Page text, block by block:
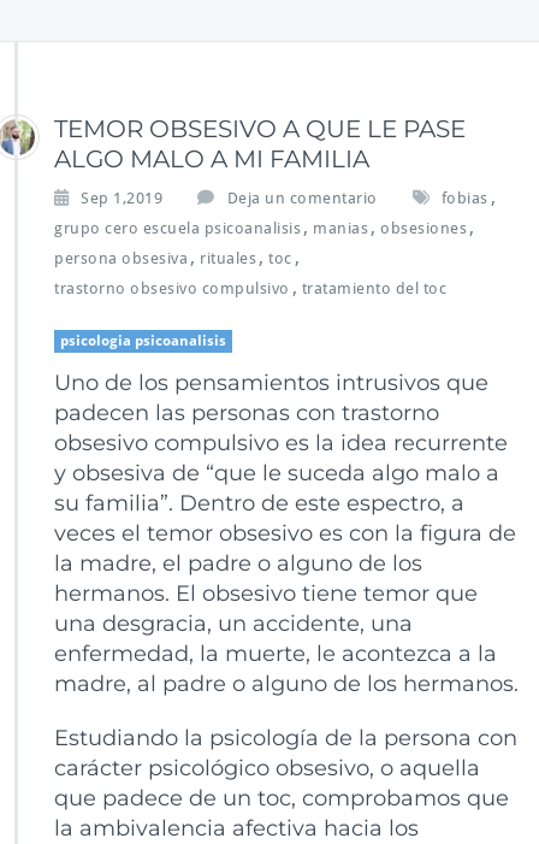
TEMOR OBSESIVO A QUE LE PASE
ALGO MALO A MI FAMILIA
Sep 1,2019 Deja un comentario fobias ,
grupo cero escuela psicoanalisis , manias , obsesiones ,
persona obsesiva , rituales , toc ,
trastorno obsesivo compulsivo , tratamiento del toc
psicologia psicoanalisis
Uno de los pensamientos intrusivos que
padecen las personas con trastorno
obsesivo compulsivo es la idea recurrente
y obsesiva de “que le suceda algo malo a
su familia”. Dentro de este espectro, a
veces el temor obsesivo es con la figura de
la madre, el padre o alguno de los
hermanos. El obsesivo tiene temor que
una desgracia, un accidente, una
enfermedad, la muerte, le acontezca a la
madre, al padre o alguno de los hermanos.
Estudiando la psicología de la persona con
carácter psicológico obsesivo, o aquella
que padece de un toc, comprobamos que
la ambivalencia afectiva hacia los